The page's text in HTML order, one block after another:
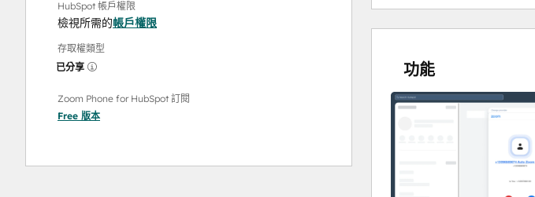
HubSpot 帳戶權限
檢視所需的帳戶權限
存取權類型
已分享
Zoom Phone for HubSpot 訂閱
Free 版本
功能